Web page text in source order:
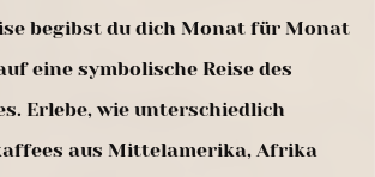
begibst du dich Monat für Monat
eine symbolische Reise des
Erlebe, wie unterschiedlich
aus Mittelamerika, Afrika